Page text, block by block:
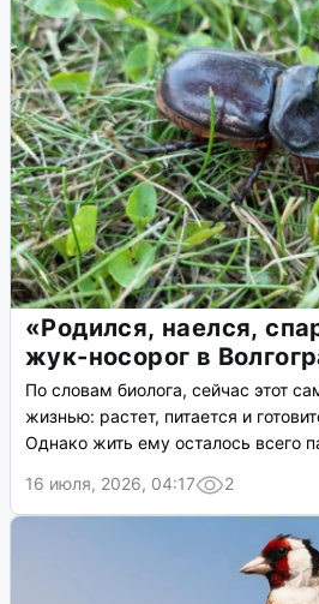
«Родился, наелся,
жук-носорог в
По словам биолога, сейчас этот
жизнью: растет, питается и
Однако жить ему осталось всего
16 июля, 2026, 04:17
2